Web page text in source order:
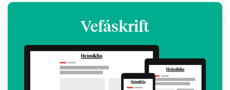
Vefáskrift